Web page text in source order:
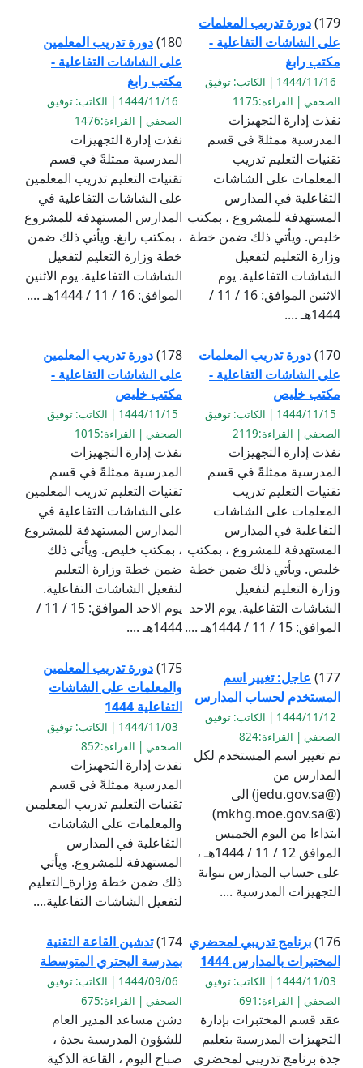
179) دورة تدريب المعلمات
على الشاشات التفاعلية -
مكتب رابغ
1444/11/16 | الكاتب: توفيق
الصحفي | القراءة:1175
نفذت إدارة التجهيزات
المدرسية ممثلةً في قسم
تقنيات التعليم تدريب
المعلمات على الشاشات
التفاعلية في المدارس
المستهدفة للمشروع ، بمكتب
خليص. ويأتي ذلك ضمن خطة
وزارة التعليم لتفعيل
الشاشات التفاعلية. يوم
الاثنين الموافق: 16 / 11 /
1444هـ ....
180) دورة تدريب المعلمين
على الشاشات التفاعلية -
مكتب رابغ
1444/11/16 | الكاتب: توفيق
الصحفي | القراءة:1476
نفذت إدارة التجهيزات
المدرسية ممثلةً في قسم
تقنيات التعليم تدريب المعلمين
على الشاشات التفاعلية في
المدارس المستهدفة للمشروع
، بمكتب رابغ. ويأتي ذلك ضمن
خطة وزارة التعليم لتفعيل
الشاشات التفاعلية. يوم الاثنين
الموافق: 16 / 11 / 1444هـ ....
170) دورة تدريب المعلمات
على الشاشات التفاعلية -
مكتب خليص
1444/11/15 | الكاتب: توفيق
الصحفي | القراءة:2119
نفذت إدارة التجهيزات
المدرسية ممثلةً في قسم
تقنيات التعليم تدريب
المعلمات على الشاشات
التفاعلية في المدارس
المستهدفة للمشروع ، بمكتب
خليص. ويأتي ذلك ضمن خطة
وزارة التعليم لتفعيل
الشاشات التفاعلية. يوم الاحد
الموافق: 15 / 11 / 1444هـ ....
178) دورة تدريب المعلمين
على الشاشات التفاعلية -
مكتب خليص
1444/11/15 | الكاتب: توفيق
الصحفي | القراءة:1015
نفذت إدارة التجهيزات
المدرسية ممثلةً في قسم
تقنيات التعليم تدريب المعلمين
على الشاشات التفاعلية في
المدارس المستهدفة للمشروع
، بمكتب خليص. ويأتي ذلك
ضمن خطة وزارة التعليم
لتفعيل الشاشات التفاعلية.
يوم الاحد الموافق: 15 / 11 /
1444هـ ....
177) عاجل: تغيير اسم
المستخدم لحساب المدارس
1444/11/12 | الكاتب: توفيق
الصحفي | القراءة:824
تم تغيير اسم المستخدم لكل
المدارس من
(@jedu.gov.sa) الى
(@mkhg.moe.gov.sa)
ابتداءا من اليوم الخميس
الموافق 12 / 11 / 1444هـ ،
على حساب المدارس ببوابة
التجهيزات المدرسية ....
175) دورة تدريب المعلمين
والمعلمات على الشاشات
التفاعلية 1444
1444/11/03 | الكاتب: توفيق
الصحفي | القراءة:852
نفذت إدارة التجهيزات
المدرسية ممثلةً في قسم
تقنيات التعليم تدريب المعلمين
والمعلمات على الشاشات
التفاعلية في المدارس
المستهدفة للمشروع. ويأتي
ذلك ضمن خطة وزارة_التعليم
لتفعيل الشاشات التفاعلية....
176) برنامج تدريبي لمحضري
المختبرات بالمدارس 1444
1444/11/03 | الكاتب: توفيق
الصحفي | القراءة:691
عقد قسم المختبرات بإدارة
التجهيزات المدرسية بتعليم
جدة برنامج تدريبي لمحضري
174) تدشين القاعة التقنية
بمدرسة البحتري المتوسطة
1444/09/06 | الكاتب: توفيق
الصحفي | القراءة:675
دشن مساعد المدير العام
للشؤون المدرسية بجدة ،
صباح اليوم ، القاعة الذكية